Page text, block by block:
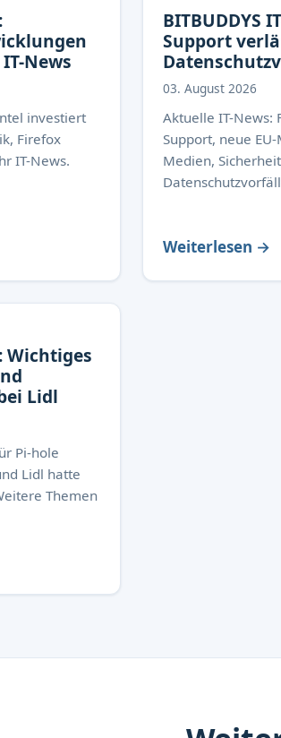
News
investiert
Firefox
IT-News.
BITBUDDYS
Support
03. August 2026
Aktuelle IT-News:
Support, neue
Medien,
Weiterlesen →
Wichtiges
Lidl
Pi-hole
Lidl hatte
Themen